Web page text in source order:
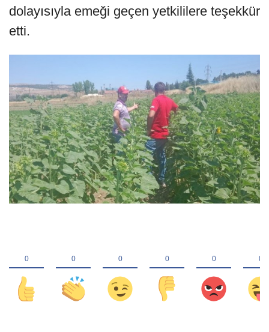
dolayısıyla emeği geçen yetkililere teşekkür
etti.